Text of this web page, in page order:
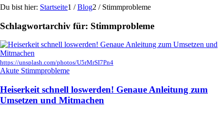
Du bist hier: Startseite1 / Blog2 / Stimmprobleme
Schlagwortarchiv für: Stimmprobleme
https://unsplash.com/photos/U5rMrSI7Pn4
Akute Stimmprobleme
Heiserkeit schnell loswerden! Genaue Anleitung zum
Umsetzen und Mitmachen